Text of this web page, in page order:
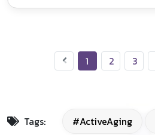
1 2 3
Tags: #ActiveAging